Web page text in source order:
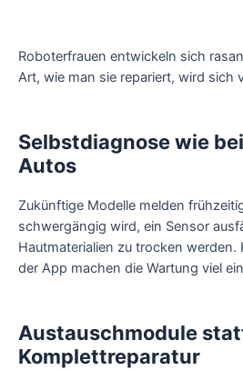
Roboterfrauen entwickeln sich
Art, wie man sie repariert, wird sich
Selbstdiagnose wie
Autos
Zukünftige Modelle melden
schwergängig wird, ein Sensor
Hautmaterialien zu trocken werden.
der App machen die Wartung viel
Austauschmodule
Komplettreparatur